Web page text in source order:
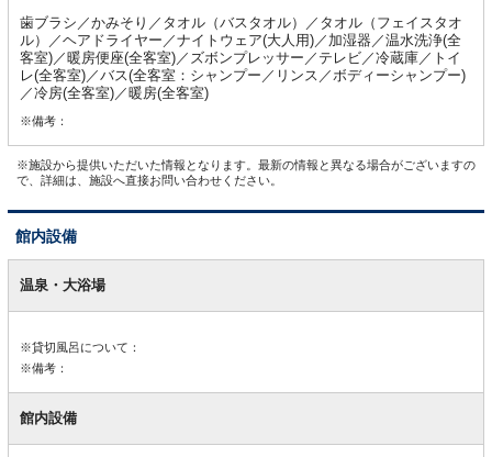
歯ブラシ／かみそり／タオル（バスタオル）／タオル（フェイスタオ
ル）／ヘアドライヤー／ナイトウェア(大人用)／加湿器／温水洗浄(全
客室)／暖房便座(全客室)／ズボンプレッサー／テレビ／冷蔵庫／トイ
レ(全客室)／バス(全客室：シャンプー／リンス／ボディーシャンプー)
／冷房(全客室)／暖房(全客室)
※備考：
※施設から提供いただいた情報となります。最新の情報と異なる場合がございますの
で、詳細は、施設へ直接お問い合わせください。
館内設備
内温泉・大浴場
※貸切風呂について：
※備考：
館内設備